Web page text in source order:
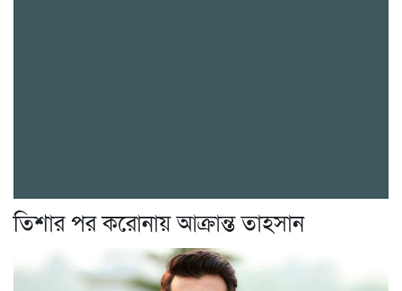
তিশার পর করোনায় আক্রান্ত তাহসান